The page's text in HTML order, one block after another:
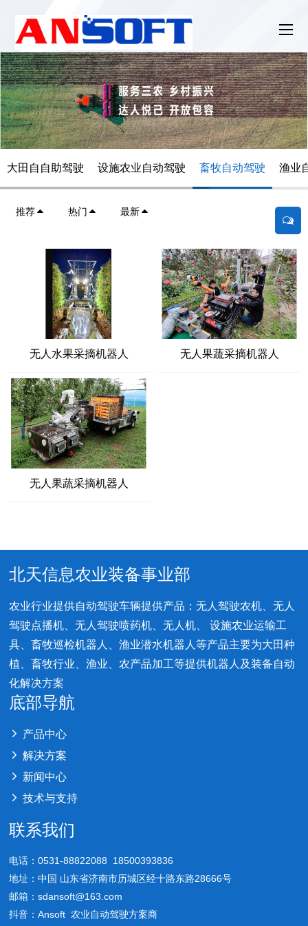
大田自自助驾驶 设施农业自动驾驶 畜牧自动驾驶 渔业
推荐 热门 最新
无人水果采摘机器人 无人果蔬采摘机器人
无人果蔬采摘机器人
北天信息农业装备事业部
农业行业提供自动驾驶车辆提供产品：无人驾驶农机、无人
驾驶点播机、无人驾驶喷药机、无人机、 设施农业运输工
具、畜牧巡检机器人、渔业潜水机器人等产品主要为大田种
植、畜牧行业、渔业、农产品加工等提供机器人及装备自动
化解决方案
底部导航
产品中心
解决方案
新闻中心
技术与支持
联系我们
电话：0531-88822088 18500393836
地址：中国 山东省济南市历城区经十路东路28666号
邮箱：sdansoft@163.com
抖音：Ansoft 农业自动驾驶方案商